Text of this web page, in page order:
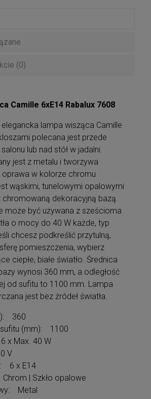
(0)
Camille 6xE14 Rabalux 7608
lampa wisząca Camille
polecana jest przede
lub nad stół w jadalni.
jest z metalu i tworzywa
oprawa w kolorze chromu
wąskimi, tunelowymi opalowymi
dekoracyjną bazą.
może być używana z sześcioma
o mocy do 40 W każde, typ
chcesz podkreślić przytulną,
pomieszczenia, wybierz
ciepłe, białe światło. Średnica
wynosi 360 mm, a odległość
od sufitu to 1100 mm. Lampa
jest bez źródeł światła.
360
sufitu (mm): 1100
x Max. 40 W
V
6 x E14
| Szkło opalowe
Metal